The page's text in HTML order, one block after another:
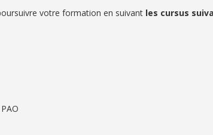
votre formation en suivant les cursus